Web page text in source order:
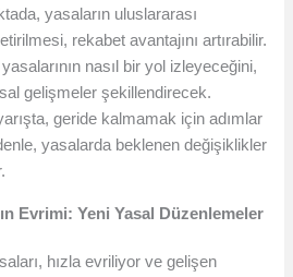
yasaların uluslararası
rekabet avantajını artırabilir.
nasıl bir yol izleyeceğini,
gelişmeler şekillendirecek.
geride kalmamak için adımlar
yasalarda beklenen değişiklikler
Evrimi: Yeni Yasal Düzenlemeler
hızla evriliyor ve gelişen